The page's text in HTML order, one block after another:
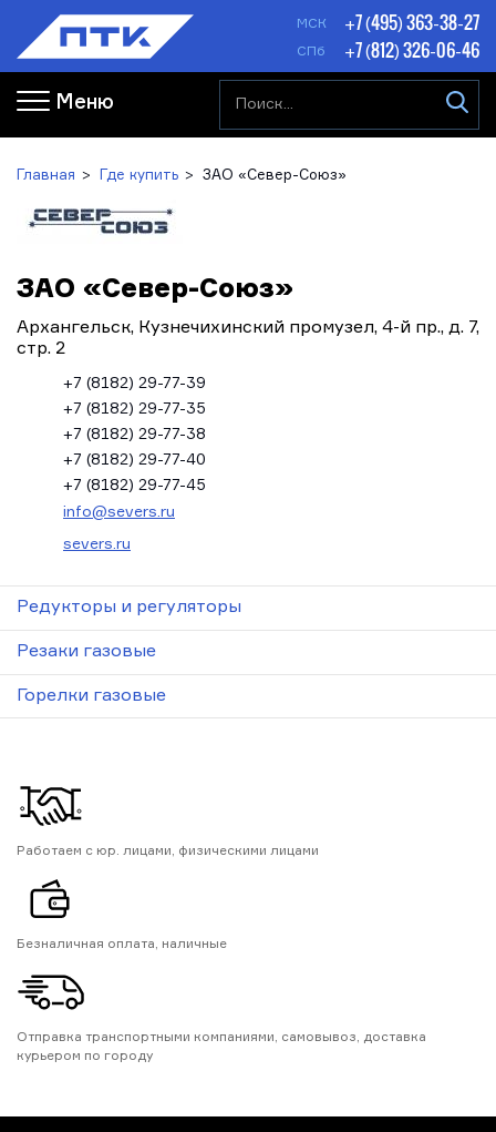
МСК +7 (495) 363-38-27
СПб +7 (812) 326-06-46
Меню
Главная Где купить ЗАО «Север-Союз»
ЗАО «Север-Союз»
Архангельск, Кузнечихинский промузел, 4-й пр., д. 7,
стр. 2
+7 (8182) 29-77-39
+7 (8182) 29-77-35
+7 (8182) 29-77-38
+7 (8182) 29-77-40
+7 (8182) 29-77-45
info@severs.ru
severs.ru
Редукторы и регуляторы
Резаки газовые
Горелки газовые
Работаем с юр. лицами, физическими лицами
Безналичная оплата, наличные
Отправка транспортными компаниями, самовывоз, доставка
курьером по городу